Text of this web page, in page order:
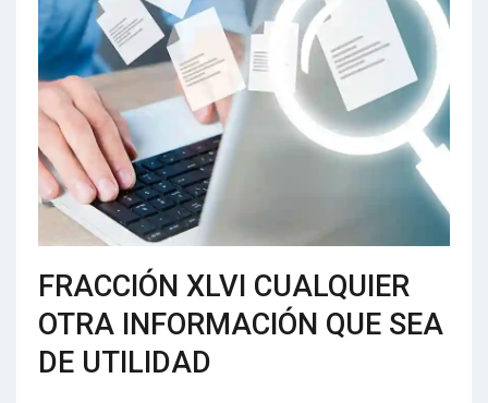
FRACCIÓN XLVI CUALQUIER
OTRA INFORMACIÓN QUE SEA
DE UTILIDAD